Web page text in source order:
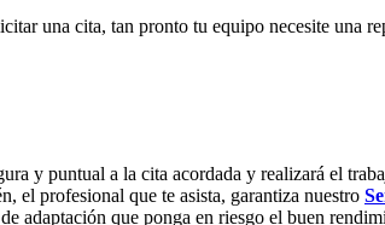
una cita, tan pronto tu equipo necesite una
y puntual a la cita acordada y realizará el
el profesional que te asista, garantiza nuestro
adaptación que ponga en riesgo el buen